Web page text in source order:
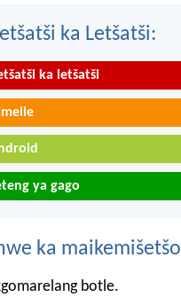
ka Letšatši:
ka letšatši
ya gago
ka maikemišetšo
botle.